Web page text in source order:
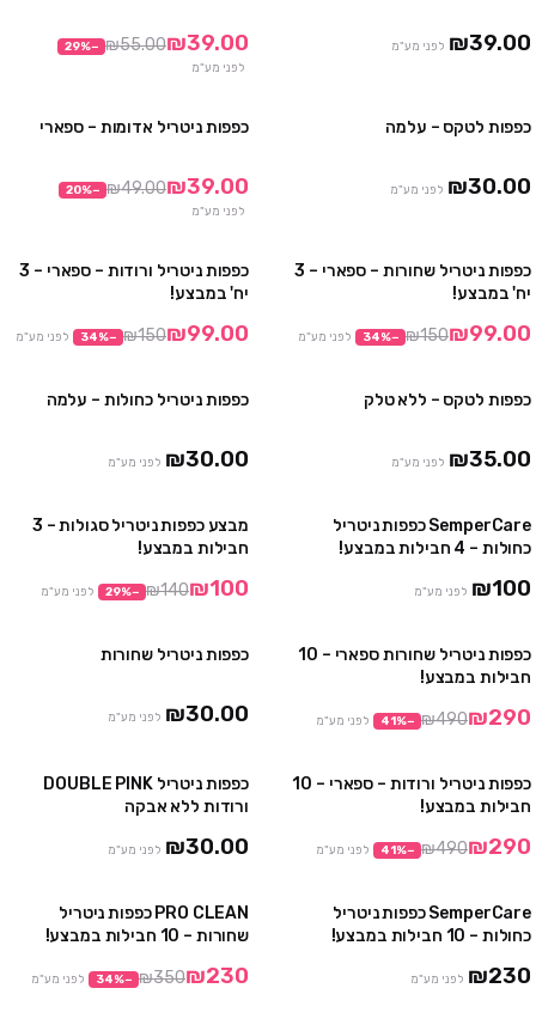
₪39.00 לפני מע"מ ₪39.00
₪55.00
−
29%
לפני מע"מ
כפפות לטקס – עלמה
₪30.00 לפני מע"מ
כפפות ניטריל אדומות – ספארי
₪39.00
₪49.00
−
20%
לפני מע"מ
כפפות ניטריל שחורות – ספארי – 3
יח' במבצע!
₪99.00
₪150
−
34% לפני מע"מ
כפפות ניטריל ורודות – ספארי – 3
יח' במבצע!
₪99.00
₪150
−
34% לפני מע"מ
כפפות לטקס – ללא טלק
₪35.00 לפני מע"מ
כפפות ניטריל כחולות – עלמה
₪30.00 לפני מע"מ
SemperCare כפפות ניטריל
כחולות – 4 חבילות במבצע!
₪100 לפני מע"מ
מבצע כפפות ניטריל סגולות – 3
חבילות במבצע!
₪100
₪140
−
29% לפני מע"מ
כפפות ניטריל שחורות ספארי – 10
חבילות במבצע!
₪290
₪490
−
41% לפני מע"מ
כפפות ניטריל שחורות
₪30.00 לפני מע"מ
כפפות ניטריל ורודות – ספארי – 10
חבילות במבצע!
₪290
₪490
−
41% לפני מע"מ
4 חבילות ב₪100
כפפות ניטריל DOUBLE PINK
ורודות ללא אבקה
₪30.00 לפני מע"מ
SemperCare כפפות ניטריל
כחולות – 10 חבילות במבצע!
₪230 לפני מע"מ
מבצע
PRO CLEAN כפפות ניטריל
שחורות – 10 חבילות במבצע!
₪230
₪350
−
34% לפני מע"מ